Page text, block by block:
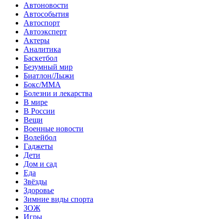
Автоновости
Автособытия
Автоспорт
Автоэксперт
Актеры
Аналитика
Баскетбол
Безумный мир
Биатлон/Лыжи
Бокс/MMA
Болезни и лекарства
В мире
В России
Вещи
Военные новости
Волейбол
Гаджеты
Дети
Дом и сад
Еда
Звёзды
Здоровье
Зимние виды спорта
ЗОЖ
Игры